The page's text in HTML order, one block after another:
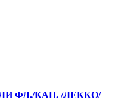
ФЛ./КАП. /ЛЕККО/